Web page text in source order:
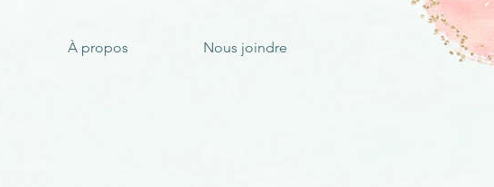
À propos Nous joindre